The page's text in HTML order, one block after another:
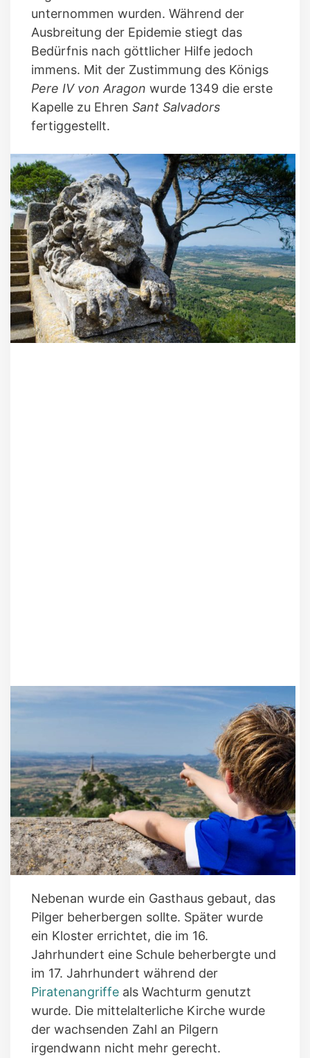
unternommen wurden. Während der
Ausbreitung der Epidemie stiegt das
Bedürfnis nach göttlicher Hilfe jedoch
immens. Mit der Zustimmung des Königs
Pere IV von Aragon wurde 1349 die erste
Kapelle zu Ehren Sant Salvadors
fertiggestellt.
Nebenan wurde ein Gasthaus gebaut, das
Pilger beherbergen sollte. Später wurde
ein Kloster errichtet, die im 16.
Jahrhundert eine Schule beherbergte und
im 17. Jahrhundert während der
Piratenangriffe als Wachturm genutzt
wurde. Die mittelalterliche Kirche wurde
der wachsenden Zahl an Pilgern
irgendwann nicht mehr gerecht.